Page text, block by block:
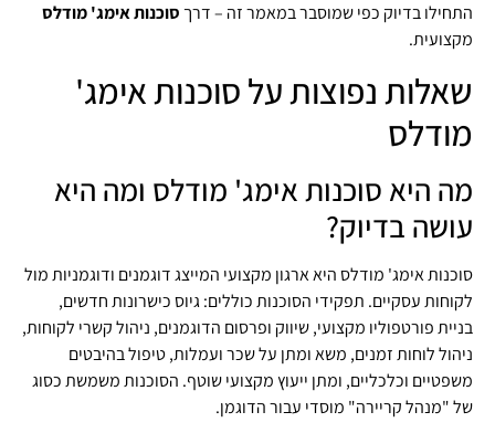
התחילו בדיוק כפי שמוסבר במאמר זה – דרךסוכנות אימג' מודלס
מקצועית.
שאלות נפוצות על סוכנות אימג'
מודלס
מה היא סוכנות אימג' מודלס ומה היא
עושה בדיוק?
סוכנות אימג' מודלס היא ארגון מקצועי המייצג דוגמנים ודוגמניות מול
לקוחות עסקיים. תפקידי הסוכנות כוללים: גיוס כישרונות חדשים,
בניית פורטפוליו מקצועי, שיווק ופרסום הדוגמנים, ניהול קשרי לקוחות,
ניהול לוחות זמנים, משא ומתן על שכר ועמלות, טיפול בהיבטים
משפטיים וכלכליים, ומתן ייעוץ מקצועי שוטף. הסוכנות משמשת כסוג
של "מנהל קריירה" מוסדי עבור הדוגמן.